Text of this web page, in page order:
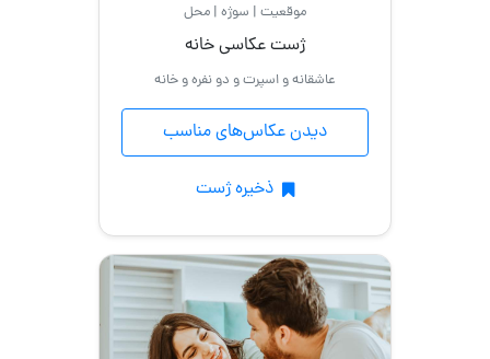
موقعیت | سوژه | محل
ژست عکاسی خانه
عاشقانه و اسپرت و دو نفره و خانه
دیدن عکاس‌های مناسب
ذخیره ژست